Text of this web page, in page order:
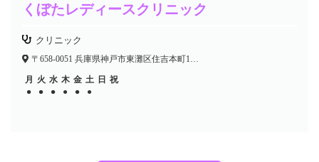
くぼたレディースクリニック
クリニック
〒658-0051 兵庫県神戸市東灘区住吉本町1-7-2 石橋ビル4F
月 火 水 木 金 土 日 祝
●
● ● ● ● ●
● ● ● ●